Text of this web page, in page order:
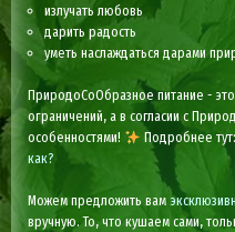
излучать любовь
дарить радость
уметь наслаждаться дарами
ПриродоСоОбразное питание -
ограничений, а в согласии с
особенностями!
Подробнее
как?
Можем предложить вам
вручную. То, что кушаем сами,